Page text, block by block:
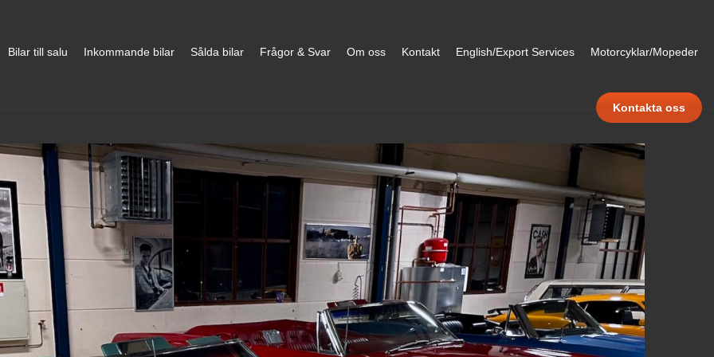
Kontakta oss
Bilar till salu Inkommande bilar Sålda bilar Frågor & Svar Om oss Kontakt English/Export Services Motorcyklar/Mopeder